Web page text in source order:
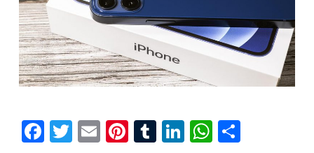
Facebook
Twitter
EmailPinterest
Tumblr
LinkedIn